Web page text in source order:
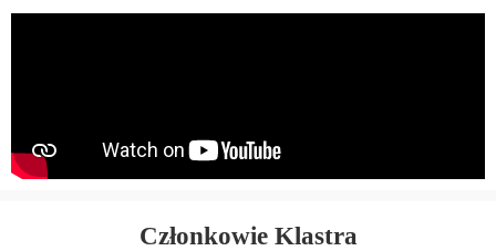
Członkowie Klastra